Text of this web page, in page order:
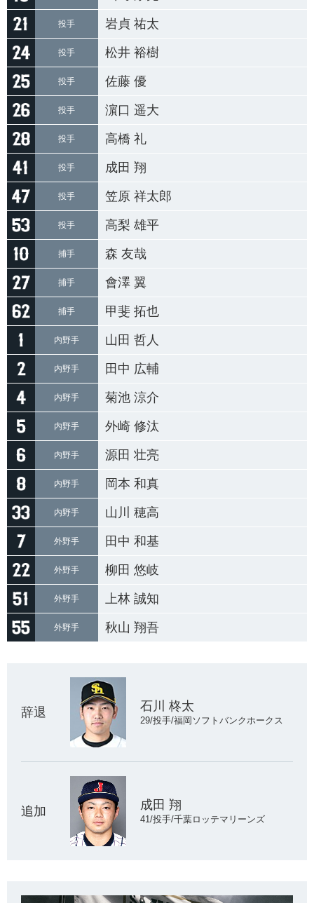
投手 岩貞 祐太
投手 松井 裕樹
投手 佐藤 優
投手 濵口 遥大
投手 高橋 礼
投手 成田 翔
投手 笠原 祥太郎
投手 高梨 雄平
捕手 森 友哉
捕手 會澤 翼
捕手 甲斐 拓也
内野手 山田 哲人
内野手 田中 広輔
内野手 菊池 涼介
内野手 外崎 修汰
内野手 源田 壮亮
内野手 岡本 和真
内野手 山川 穂高
外野手 田中 和基
外野手 柳田 悠岐
外野手 上林 誠知
外野手 秋山 翔吾
辞退 石川 柊太
29/投手/福岡ソフトバンクホークス
追加 成田 翔
41/投手/千葉ロッテマリーンズ